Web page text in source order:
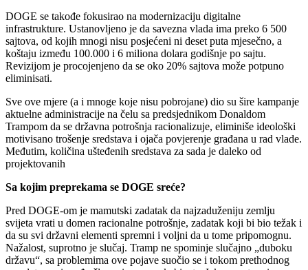
DOGE se takođe fokusirao na modernizaciju digitalne
infrastrukture. Ustanovljeno je da savezna vlada ima preko 6 500
sajtova, od kojih mnogi nisu posjećeni ni deset puta mjesečno, a
koštaju između 100.000 i 6 miliona dolara godišnje po sajtu.
Revizijom je procojenjeno da se oko 20% sajtova može potpuno
eliminisati.
Sve ove mjere (a i mnoge koje nisu pobrojane) dio su šire kampanje
aktuelne administracije na čelu sa predsjednikom Donaldom
Trampom da se državna potrošnja racionalizuje, eliminiše ideološki
motivisano trošenje sredstava i ojača povjerenje građana u rad vlade.
Međutim, količina ušteđenih sredstava za sada je daleko od
projektovanih
Sa kojim preprekama se DOGE sreće?
Pred DOGE-om je mamutski zadatak da najzaduženiju zemlju
svijeta vrati u domen racionalne potrošnje, zadatak koji bi bio težak i
da su svi državni elementi spremni i voljni da u tome pripomognu.
Nažalost, suprotno je slučaj. Tramp ne spominje slučajno „duboku
državu“, sa problemima ove pojave suočio se i tokom prethodnog